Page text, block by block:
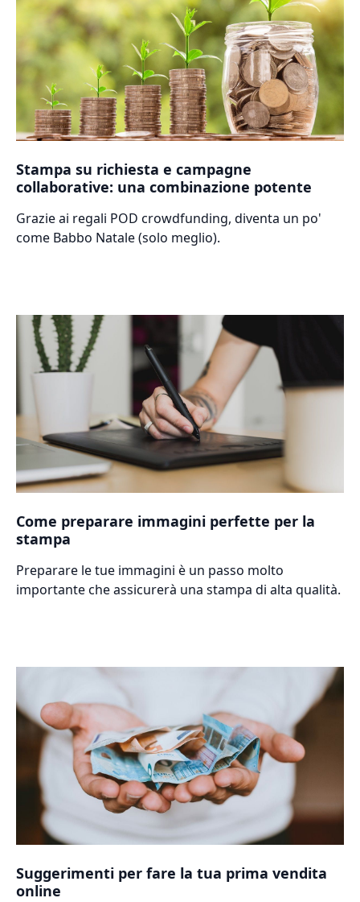
Stampa su richiesta e campagne
collaborative: una combinazione potente
Grazie ai regali POD crowdfunding, diventa un po'
come Babbo Natale (solo meglio).
Come preparare immagini perfette per la
stampa
Preparare le tue immagini è un passo molto
importante che assicurerà una stampa di alta qualità.
Suggerimenti per fare la tua prima vendita
online